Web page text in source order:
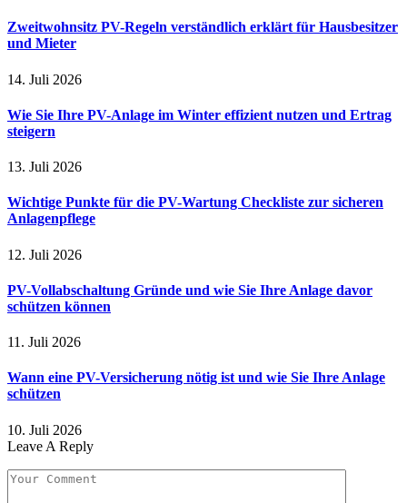
Zweitwohnsitz PV-Regeln verständlich erklärt für Hausbesitzer
und Mieter
14. Juli 2026
Wie Sie Ihre PV-Anlage im Winter effizient nutzen und Ertrag
steigern
13. Juli 2026
Wichtige Punkte für die PV-Wartung Checkliste zur sicheren
Anlagenpflege
12. Juli 2026
PV-Vollabschaltung Gründe und wie Sie Ihre Anlage davor
schützen können
11. Juli 2026
Wann eine PV-Versicherung nötig ist und wie Sie Ihre Anlage
schützen
10. Juli 2026
Leave A Reply